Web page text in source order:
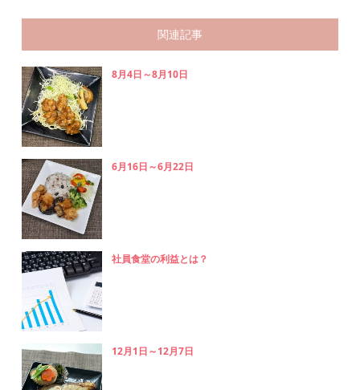
関連記事
8月4日～8月10日
6月16日～6月22日
社員食堂の利益とは？
12月1日～12月7日